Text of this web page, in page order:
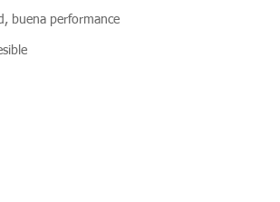
buena performance